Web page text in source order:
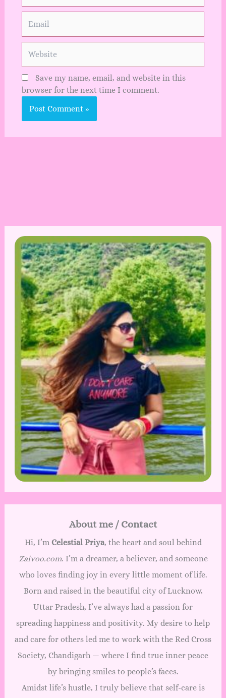
Save my name, email, and website in this
browser for the next time I comment.
About me / Contact
Hi, I’m Celestial Priya, the heart and soul behind
Zaivoo.com. I’m a dreamer, a believer, and someone
who loves finding joy in every little moment of life.
Born and raised in the beautiful city of Lucknow,
Uttar Pradesh, I’ve always had a passion for
spreading happiness and positivity. My desire to help
and care for others led me to work with the Red Cross
Society, Chandigarh — where I find true inner peace
by bringing smiles to people’s faces.
Amidst life’s hustle, I truly believe that self-care is